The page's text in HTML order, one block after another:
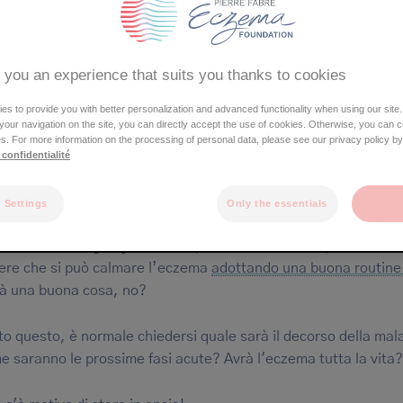
Orecchio
Bocca
Tronco
Mani/dita
Gambe
Piedi
atopico non è la fine del mondo!
che si può calmare l’eczema adottando una buona
una buona cosa, no?
questo, è normale chiedersi quale sarà il decorso della
saranno le prossime fasi acute? Avrà l'eczema tutta la vita?
you an experience that suits you thanks to cookies
to provide you with better personalization and advanced functionality when using our
navigation on the site, you can directly accept the use of cookies. Otherwise, you can
For more information on the processing of personal data, please see our privacy policy
confidentialité
Settings Only the essentials